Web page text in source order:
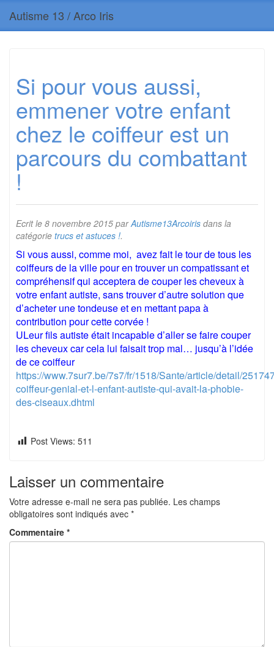
Autisme 13 / Arco Iris
Si pour vous aussi,
emmener votre enfant
chez le coiffeur est un
parcours du combattant
!
Ecrit le 8 novembre 2015 parAutisme13Arcoiris dans la
catégorie trucs et astuces !.
Si vous aussi, comme moi, avez fait le tour de tous les
coiffeurs de la ville pour en trouver un compatissant et
compréhensif qui acceptera de couper les cheveux à
votre enfant autiste, sans trouver d’autre solution que
d’acheter une tondeuse et en mettant papa à
contribution pour cette corvée !
ULeur fils autiste était incapable d’aller se faire couper
les cheveux car cela lui faisait trop mal… jusqu’à l’idée
de ce coiffeur
https://www.7sur7.be/7s7/fr/1518/Sante/article/detail/
coiffeur-genial-et-l-enfant-autiste-qui-avait-la-phobie-
des-ciseaux.dhtml
Post Views: 511
Laisser un commentaire
Votre adresse e-mail ne sera pas publiée. Les champs
obligatoires sont indiqués avec *
Commentaire *